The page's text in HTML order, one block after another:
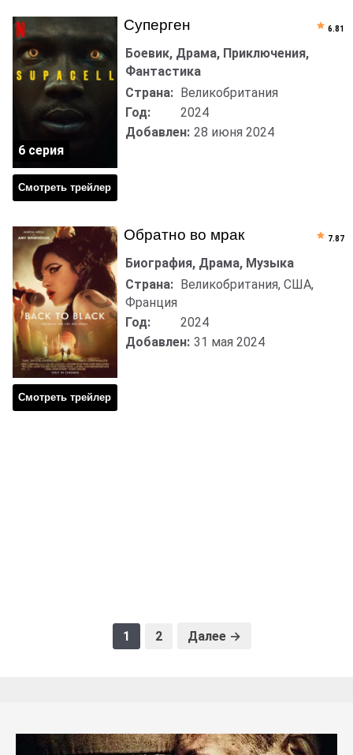
Суперген
Смотреть трейлер
Боевик, Драма, Приключения,
Фантастика
Страна: Великобритания
Год:
2024
Добавлен: 28 июня 2024
6 серия
6.81
Обратно во мрак
Смотреть трейлер
Биография, Драма, Музыка
Страна: Великобритания, США,
Франция
Год:
2024
Добавлен: 31 мая 2024
7.87
1 2 Далее →